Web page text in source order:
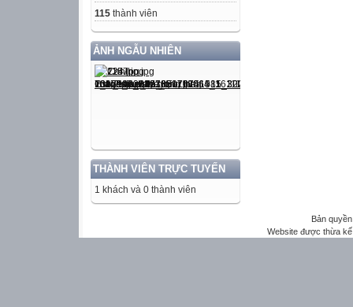
115 thành viên
ẢNH NGẪU NHIÊN
THÀNH VIÊN TRỰC TUYẾN
1 khách và 0 thành viên
Bản
Website được thừa